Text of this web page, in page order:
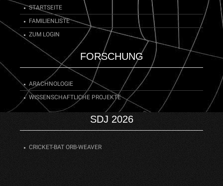
STARTSEITE
FAMILIENLISTE
ZUM LOGIN
FORSCHUNG
ARACHNOLOGIE
WISSENSCHAFTLICHE PROJEKTE
SDJ 2026
CRICKET-BAT ORB-WEAVER